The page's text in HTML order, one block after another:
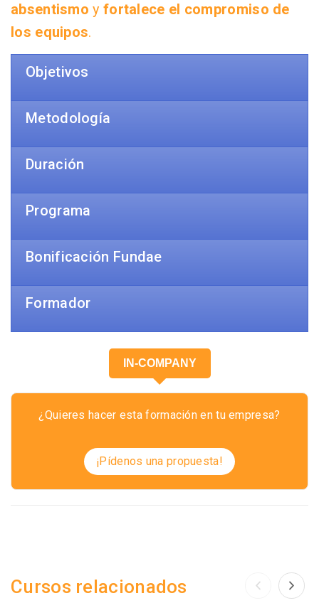
absentismo y fortalece el compromiso de
los equipos.
Objetivos
Metodología
Duración
Programa
Bonificación Fundae
Formador
IN-COMPANY
¿Quieres hacer esta formación en tu empresa?
¡Pídenos una propuesta!
Cursos relacionados